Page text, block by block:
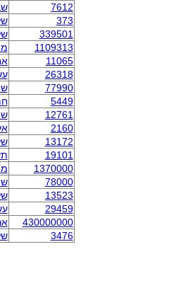
7612
373
339501
1109313
11065
26318
77990
5449
12761
2160
13172
19101
1370000
78000
13523
29459
430000000
3476